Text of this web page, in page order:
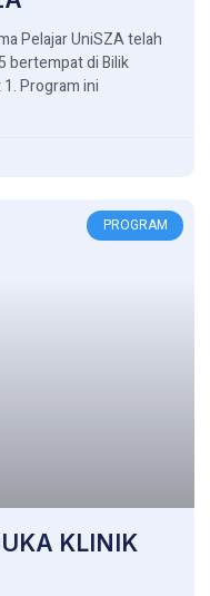
Pelajar UniSZA telah
bertempat di Bilik
Program ini
PROGRAM
KLINIK